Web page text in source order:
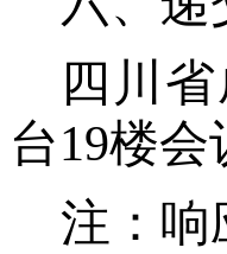
四川
台19楼会
注：响